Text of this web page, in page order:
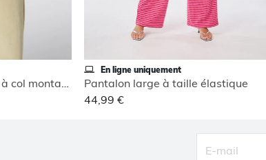
Blouse sans manches à col montant
En ligne uniquement
Pantalon large à taille élastique
44,99 €